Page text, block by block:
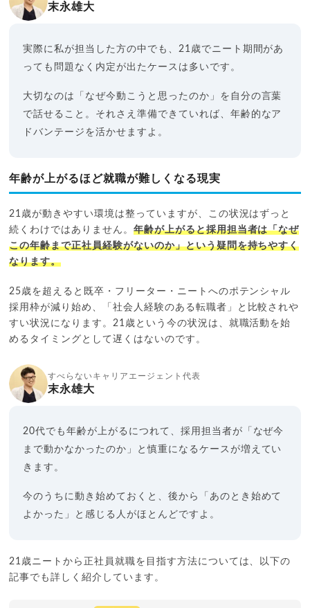
末永雄大
実際に私が担当した方の中でも、21歳でニート期間があ
っても問題なく内定が出たケースは多いです。
大切なのは「なぜ今動こうと思ったのか」を自分の言葉
で話せること。それさえ準備できていれば、年齢的なア
ドバンテージを活かせますよ。
年齢が上がるほど就職が難しくなる現実
21歳が動きやすい環境は整っていますが、この状況はずっと
続くわけではありません。 年齢が上がると採用担当者は「なぜ
この年齢まで正社員経験がないのか」という疑問を持ちやすく
なります。
25歳を超えると既卒・フリーター・ニートへのポテンシャル
採用枠が減り始め、「社会人経験のある転職者」と比較されや
すい状況になります。21歳という今の状況は、就職活動を始
めるタイミングとして遅くはないのです。
すべらないキャリアエージェント代表
末永雄大
20代でも年齢が上がるにつれて、採用担当者が「なぜ今
まで動かなかったのか」と慎重になるケースが増えてい
きます。
今のうちに動き始めておくと、後から「あのとき始めて
よかった」と感じる人がほとんどですよ。
21歳ニートから正社員就職を目指す方法については、以下の
記事でも詳しく紹介しています。